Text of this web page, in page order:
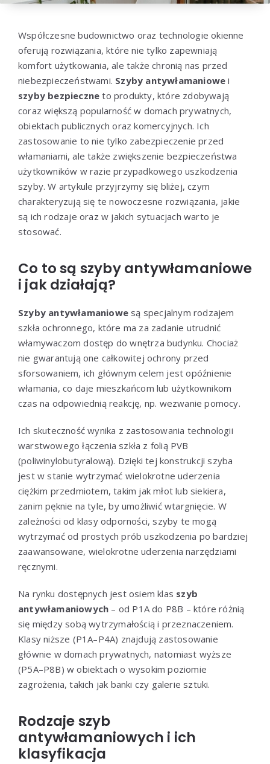
Współczesne budownictwo oraz technologie okienne
oferują rozwiązania, które nie tylko zapewniają
komfort użytkowania, ale także chronią nas przed
niebezpieczeństwami. Szyby antywłamaniowe i
szyby bezpieczne to produkty, które zdobywają
coraz większą popularność w domach prywatnych,
obiektach publicznych oraz komercyjnych. Ich
zastosowanie to nie tylko zabezpieczenie przed
włamaniami, ale także zwiększenie bezpieczeństwa
użytkowników w razie przypadkowego uszkodzenia
szyby. W artykule przyjrzymy się bliżej, czym
charakteryzują się te nowoczesne rozwiązania, jakie
są ich rodzaje oraz w jakich sytuacjach warto je
stosować.
Co to są szyby antywłamaniowe
i jak działają?
Szyby antywłamaniowe są specjalnym rodzajem
szkła ochronnego, które ma za zadanie utrudnić
włamywaczom dostęp do wnętrza budynku. Chociaż
nie gwarantują one całkowitej ochrony przed
sforsowaniem, ich głównym celem jest opóźnienie
włamania, co daje mieszkańcom lub użytkownikom
czas na odpowiednią reakcję, np. wezwanie pomocy.
Ich skuteczność wynika z zastosowania technologii
warstwowego łączenia szkła z folią PVB
(poliwinylobutyralową). Dzięki tej konstrukcji szyba
jest w stanie wytrzymać wielokrotne uderzenia
ciężkim przedmiotem, takim jak młot lub siekiera,
zanim pęknie na tyle, by umożliwić wtargnięcie. W
zależności od klasy odporności, szyby te mogą
wytrzymać od prostych prób uszkodzenia po bardziej
zaawansowane, wielokrotne uderzenia narzędziami
ręcznymi.
Na rynku dostępnych jest osiem klas szyb
antywłamaniowych – od P1A do P8B – które różnią
się między sobą wytrzymałością i przeznaczeniem.
Klasy niższe (P1A–P4A) znajdują zastosowanie
głównie w domach prywatnych, natomiast wyższe
(P5A–P8B) w obiektach o wysokim poziomie
zagrożenia, takich jak banki czy galerie sztuki.
Rodzaje szyb
antywłamaniowych i ich
klasyfikacja